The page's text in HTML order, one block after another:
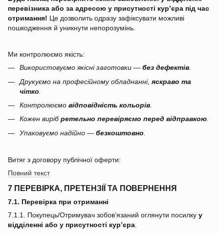
перевізника або за адресою у присутності кур’єра під час
отримання! Це дозволить одразу зафіксувати можливі
пошкодження й уникнути непорозумінь.
Ми контролюємо якість:
Використовуємо якісні заготовки — без дефектів
Друкуємо на професійному обладнанні, яскраво та
чітко
Контролюємо відповідність кольорів
Кожен вирібретельно перевіряємо перед відправкою.
Упаковуємо надійно — безкоштовно
Витяг з договору публічної оферти:
Повний текст
7 ПЕРЕВІРКА, ПРЕТЕНЗІЇ ТА ПОВЕРНЕННЯ
7.1. Перевірка при отриманні
7.1.1. Покупець/Отримувач зобов’язаний оглянути посилку у
відділенні або у присутності кур’єра